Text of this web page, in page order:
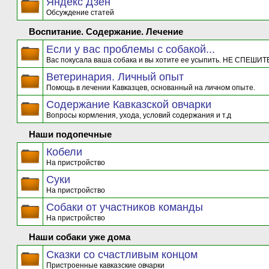
Обсуждение статей
Воспитание. Содержание. Лечение
Если у вас проблемы с собакой...
Вас покусала ваша собака и вы хотите ее усыпить. НЕ
Ветеринария. Личный опыт
Помощь в лечении Кавказцев, основанный на личном опыте.
Содержание Кавказской овчарки
Вопросы кормления, ухода, условий содержания и т.д
Наши подопечные
Кобели
На пристройство
Суки
На пристройство
Собаки от участников команды
На пристройство
Наши собаки уже дома
Сказки со счастливым концом
Пристроенные кавказские овчарки